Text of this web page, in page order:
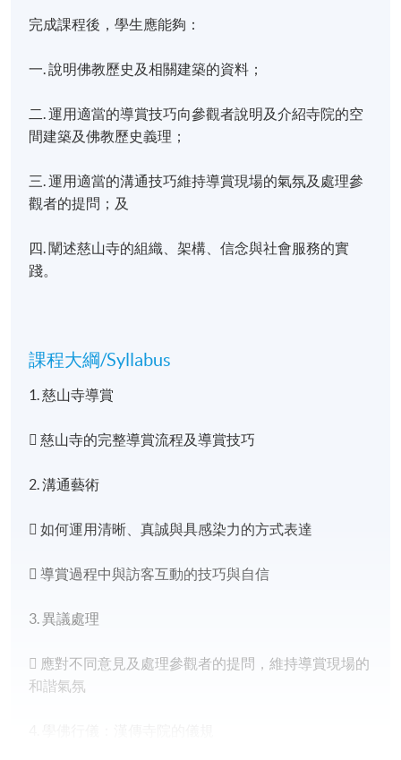
完成課程後，學生應能夠：
一. 說明佛教歷史及相關建築的資料；
二. 運用適當的導賞技巧向參觀者說明及介紹寺院的空
間建築及佛教歷史義理；
三. 運用適當的溝通技巧維持導賞現場的氣氛及處理參
觀者的提問；及
四. 闡述慈山寺的組織、架構、信念與社會服務的實
踐。
課程大綱/Syllabus
1. 慈山寺導賞
 慈山寺的完整導賞流程及導賞技巧
2. 溝通藝術
 如何運用清晰、真誠與具感染力的方式表達
 導賞過程中與訪客互動的技巧與自信
3. 異議處理
 應對不同意見及處理參觀者的提問，維持導賞現場的
和諧氣氛